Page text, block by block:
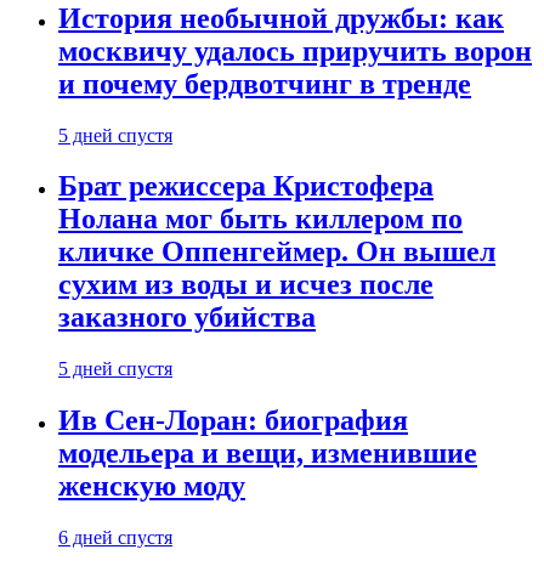
История необычной дружбы: как
москвичу удалось приручить ворон
и почему бердвотчинг в тренде
5 дней спустя
Брат режиссера Кристофера
Нолана мог быть киллером по
кличке Оппенгеймер. Он вышел
сухим из воды и исчез после
заказного убийства
5 дней спустя
Ив Сен-Лоран: биография
модельера и вещи, изменившие
женскую моду
6 дней спустя